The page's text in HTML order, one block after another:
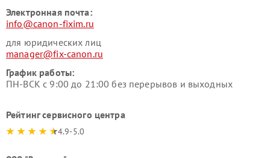
Электронная почта:
info@canon-fixim.ru
для юридических лиц
manager@fix-canon.ru
График работы:
ПН-ВСК с 9:00 до 21:00 без перерывов и выходных
Рейтинг сервисного центра
4.9-5.0